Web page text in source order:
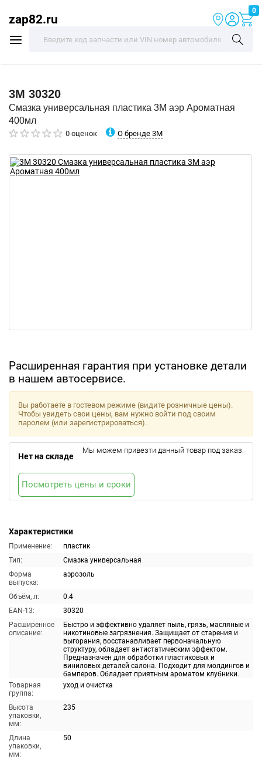
zap82.ru
0
3M 30320
Смазка универсальная пластика 3M аэр Ароматная
400мл
0 оценок О бренде 3M
Расширенная гарантия при установке детали
в нашем автосервисе.
Характеристики
Применение:
пластик
Тип:
Смазка универсальная
Форма
выпуска:
аэрозоль
Объём, л:
0.4
EAN-13:
30320
Расширенное
описание:
Быстро и эффективно удаляет пыль, грязь, масляные и
никотиновые загрязнения. Защищает от старения и
выгорания, восстанавливает первоначальную
структуру, обладает антистатическим эффектом.
Предназначен для обработки пластиковых и
виниловых деталей салона. Подходит для молдингов и
бамперов. Обладает приятным ароматом клубники.
Товарная
группа:
уход и очистка
Высота
упаковки,
мм:
235
Длина
упаковки,
мм:
50
Вы работаете в гостевом режиме (видите розничные цены).
Чтобы увидеть свои цены, вам нужно войти под своим
паролем (или зарегистрироваться).
Нет на складе
Мы можем привезти данный товар под заказ.
Посмотреть цены и сроки